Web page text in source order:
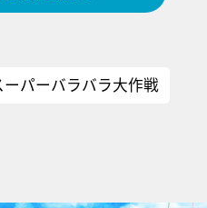
ーパーバラバラ大作戦